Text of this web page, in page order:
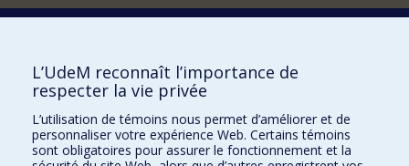
Comment soutenir le Département?
BESOIN D'AIDE?
Plan du site
Signaler une erreur
L’UdeM reconnaît l’importance de
respecter la vie privée
L’utilisation de témoins nous permet d’améliorer et de
personnaliser votre expérience Web. Certains témoins
sont obligatoires pour assurer le fonctionnement et la